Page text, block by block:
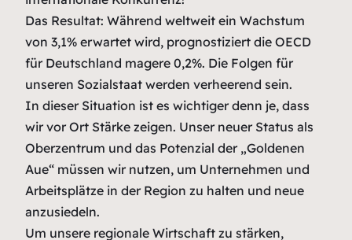
Das Resultat: Während weltweit ein Wachstum
von 3,1% erwartet wird, prognostiziert die OECD
für Deutschland magere 0,2%. Die Folgen für
unseren Sozialstaat werden verheerend sein.
In dieser Situation ist es wichtiger denn je, dass
wir vor Ort Stärke zeigen. Unser neuer Status als
Oberzentrum und das Potenzial der „Goldenen
Aue“ müssen wir nutzen, um Unternehmen und
Arbeitsplätze in der Region zu halten und neue
anzusiedeln.
Um unsere regionale Wirtschaft zu stärken,